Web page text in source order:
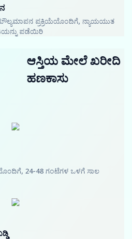
ಪ್ರಕ್ರಿಯೆಯೊಂದಿಗೆ, ನ್ಯಾಯಯುತ
ಪಡೆಯಿರಿ
ಆಸ್ತಿಯ ಮೇಲೆ ಖರೀದಿ
ಹಣಕಾಸು
24-48 ಗಂಟೆಗಳ ಒಳಗೆ ಸಾಲ